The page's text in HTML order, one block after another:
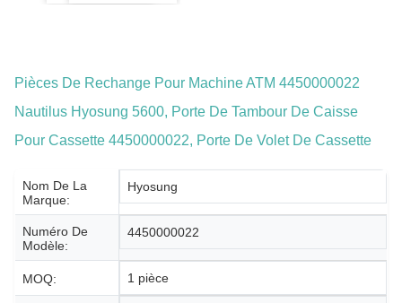
Pièces De Rechange Pour Machine ATM 4450000022
Nautilus Hyosung 5600, Porte De Tambour De Caisse
Pour Cassette 4450000022, Porte De Volet De Cassette
Nom De La
Marque:
Hyosung
Numéro De
Modèle:
4450000022
MOQ: 1 pièce